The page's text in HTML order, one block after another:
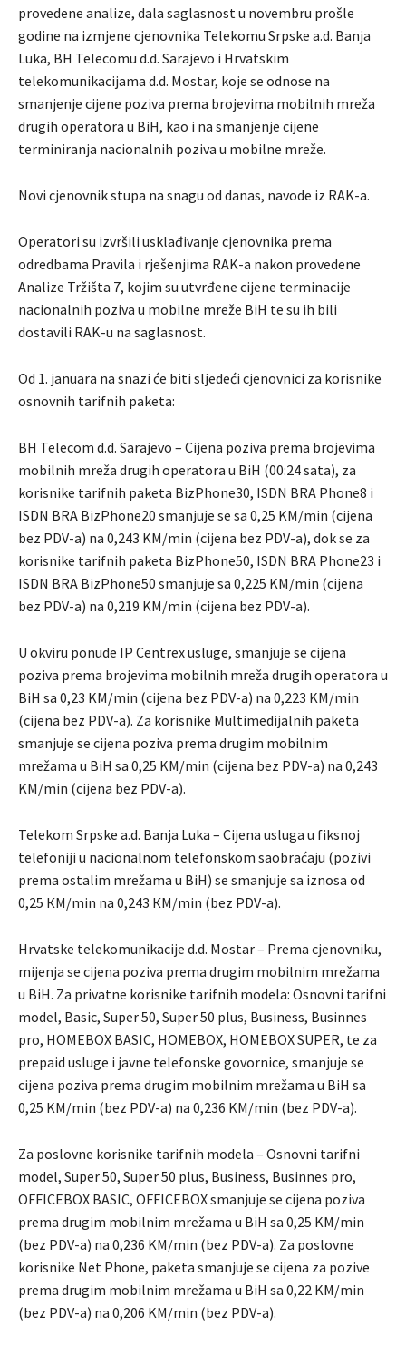
provedene analize, dala saglasnost u novembru prošle
godine na izmjene cjenovnika Telekomu Srpske a.d. Banja
Luka, BH Telecomu d.d. Sarajevo i Hrvatskim
telekomunikacijama d.d. Mostar, koje se odnose na
smanjenje cijene poziva prema brojevima mobilnih mreža
drugih operatora u BiH, kao i na smanjenje cijene
terminiranja nacionalnih poziva u mobilne mreže.
Novi cjenovnik stupa na snagu od danas, navode iz RAK-a.
Operatori su izvršili usklađivanje cjenovnika prema
odredbama Pravila i rješenjima RAK-a nakon provedene
Analize Tržišta 7, kojim su utvrđene cijene terminacije
nacionalnih poziva u mobilne mreže BiH te su ih bili
dostavili RAK-u na saglasnost.
Od 1. januara na snazi će biti sljedeći cjenovnici za korisnike
osnovnih tarifnih paketa:
BH Telecom d.d. Sarajevo – Cijena poziva prema brojevima
mobilnih mreža drugih operatora u BiH (00:24 sata), za
korisnike tarifnih paketa BizPhone30, ISDN BRA Phone8 i
ISDN BRA BizPhone20 smanjuje se sa 0,25 KM/min (cijena
bez PDV-a) na 0,243 KM/min (cijena bez PDV-a), dok se za
korisnike tarifnih paketa BizPhone50, ISDN BRA Phone23 i
ISDN BRA BizPhone50 smanjuje sa 0,225 KM/min (cijena
bez PDV-a) na 0,219 KM/min (cijena bez PDV-a).
U okviru ponude IP Centrex usluge, smanjuje se cijena
poziva prema brojevima mobilnih mreža drugih operatora u
BiH sa 0,23 KM/min (cijena bez PDV-a) na 0,223 KM/min
(cijena bez PDV-a). Za korisnike Multimedijalnih paketa
smanjuje se cijena poziva prema drugim mobilnim
mrežama u BiH sa 0,25 KM/min (cijena bez PDV-a) na 0,243
KM/min (cijena bez PDV-a).
Telekom Srpske a.d. Banja Luka – Cijena usluga u fiksnoj
telefoniji u nacionalnom telefonskom saobraćaju (pozivi
prema ostalim mrežama u BiH) se smanjuje sa iznosa od
0,25 КМ/min na 0,243 КМ/min (bez PDV-а).
Hrvatske telekomunikacije d.d. Mostar – Prema cjenovniku,
mijenja se cijena poziva prema drugim mobilnim mrežama
u BiH. Za privatne korisnike tarifnih modela: Osnovni tarifni
model, Basic, Super 50, Super 50 plus, Business, Businnes
pro, HOMEBOX BASIC, HOMEBOX, HOMEBOX SUPER, te za
prepaid usluge i javne telefonske govornice, smanjuje se
cijena poziva prema drugim mobilnim mrežama u BiH sa
0,25 KM/min (bez PDV-a) na 0,236 KM/min (bez PDV-a).
Za poslovne korisnike tarifnih modela – Osnovni tarifni
model, Super 50, Super 50 plus, Business, Businnes pro,
OFFICEBOX BASIC, OFFICEBOX smanjuje se cijena poziva
prema drugim mobilnim mrežama u BiH sa 0,25 KM/min
(bez PDV-a) na 0,236 KM/min (bez PDV-a). Za poslovne
korisnike Net Phone, paketa smanjuje se cijena za pozive
prema drugim mobilnim mrežama u BiH sa 0,22 KM/min
(bez PDV-a) na 0,206 KM/min (bez PDV-a).